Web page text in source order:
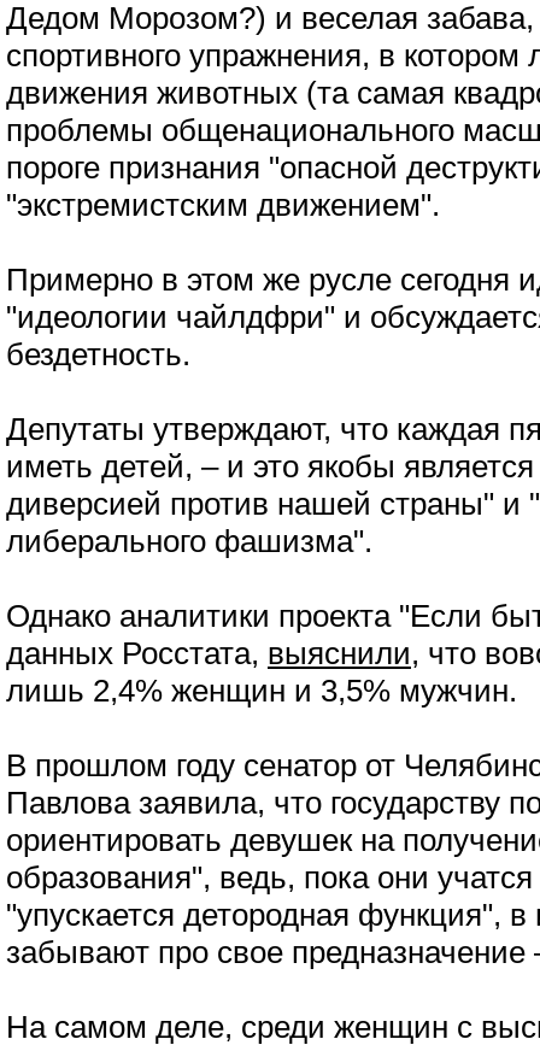
Дедом Морозом?) и веселая
спортивного упражнения, в
движения животных (та самая
проблемы общенационального
пороге признания "опасной
"экстремистским движением".
Примерно в этом же русле сегодня
"идеологии чайлдфри" и
бездетность.
Депутаты утверждают, что каждая
иметь детей, – и это якобы
диверсией против нашей страны" и
либерального фашизма".
Однако аналитики проекта "Если
данных Росстата, выяснили, что
лишь 2,4% женщин и 3,5% мужчин.
В прошлом году сенатор от
Павлова заявила, что государству
ориентировать девушек на
образования", ведь, пока они
"упускается детородная функция",
забывают про свое предназначение
На самом деле, среди женщин с